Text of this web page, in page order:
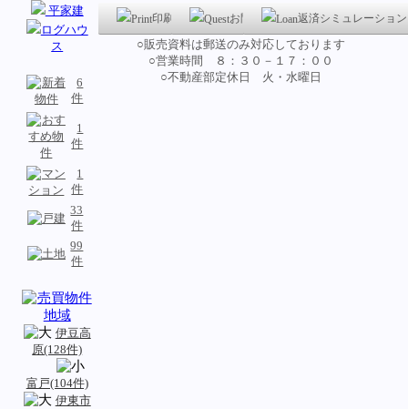
平家建
ログハウ
ス
6
件
1
件
1
件
33
件
99
件
伊豆高
原(128件)
富戸(104件)
伊東市
印刷 お問い合わせ 返済シミュレーション
○販売資料は郵送のみ対応しております
○営業時間 ８：３０－１７：００
○不動産部定休日 火・水曜日